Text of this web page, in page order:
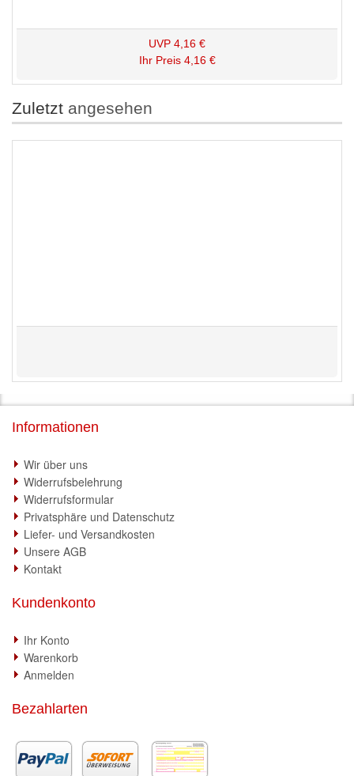
UVP 4,16 €
Ihr Preis 4,16 €
Zuletzt angesehen
Informationen
Wir über uns
Widerrufsbelehrung
Widerrufsformular
Privatsphäre und Datenschutz
Liefer- und Versandkosten
Unsere AGB
Kontakt
Kundenkonto
Ihr Konto
Warenkorb
Anmelden
Bezahlarten